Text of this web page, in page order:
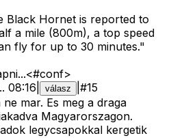
Black Hornet is reported to
a mile (800m), a top speed
fly for up to 30 minutes."
. 08:16 válasz #15
mar. Es meg a draga
Magyarorszagon.
legycsapokkal kergetik